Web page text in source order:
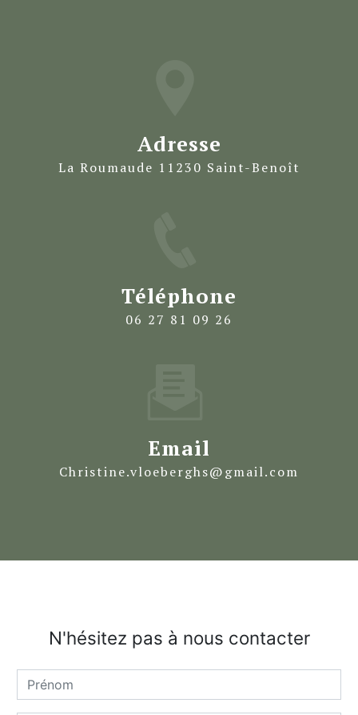
Adresse
La Roumaude 11230 Saint-Benoît
Téléphone
06 27 81 09 26
Email
christine.vloeberghs@gmail.com
N'hésitez pas à nous contacter